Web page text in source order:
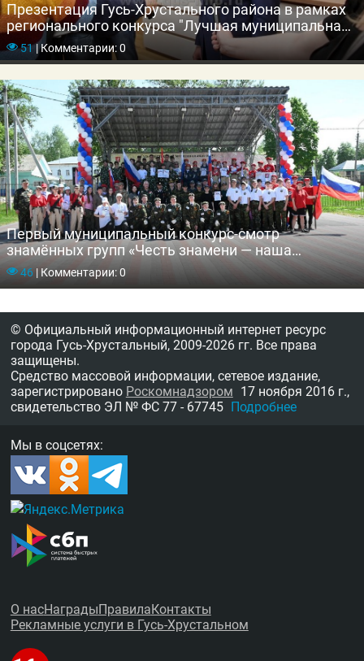
Презентация Гусь-Хрустального района в рамках
регионального конкурса "Лучшая муниципальная
практика"
51|Комментарии: 0
Первый муниципальный конкурс-смотр
знамённых групп «Честь знамени — наша
гордость»
46 |Комментарии: 0
© Официальный информационный интернет ресурс
города Гусь-Хрустальный, 2009-2026 гг. Все права
защищены.
Средство массовой информации, сетевое издание,
зарегистрировано Роскомнадзором 17 ноября 2016 г.,
свидетельство ЭЛ № ФС 77 - 67745 Подробнее
Мы в соцсетях:
О насНаграды Правила Контакты
Рекламные услуги в Гусь-Хрустальном